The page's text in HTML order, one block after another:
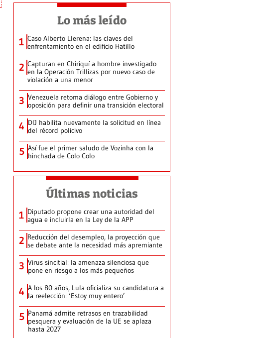
Lo más leído
1 Caso Alberto Llerena: las claves del
enfrentamiento en el edificio Hatillo
2 Capturan en Chiriquí a hombre investigado
en la Operación Trillizas por nuevo caso de
violación a una menor
3 Venezuela retoma diálogo entre Gobierno y
oposición para definir una transición electoral
4 DIJ habilita nuevamente la solicitud en línea
del récord policivo
5 Así fue el primer saludo de Vozinha con la
hinchada de Colo Colo
Últimas noticias
1 Diputado propone crear una autoridad del
agua e incluirla en la Ley de la APP
2 Reducción del desempleo, la proyección que
se debate ante la necesidad más apremiante
3 Virus sincitial: la amenaza silenciosa que
pone en riesgo a los más pequeños
4 A los 80 años, Lula oficializa su candidatura a
la reelección: ‘Estoy muy entero’
5 Panamá admite retrasos en trazabilidad
pesquera y evaluación de la UE se aplaza
hasta 2027